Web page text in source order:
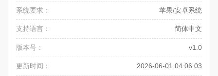
系统要求： 苹果/安卓系统
支持语言： 简体中文
版本号： v1.0
更新时间： 2026-06-01 04:06:03